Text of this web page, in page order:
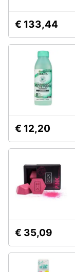
€ 133,44
€ 12,20
€ 35,09